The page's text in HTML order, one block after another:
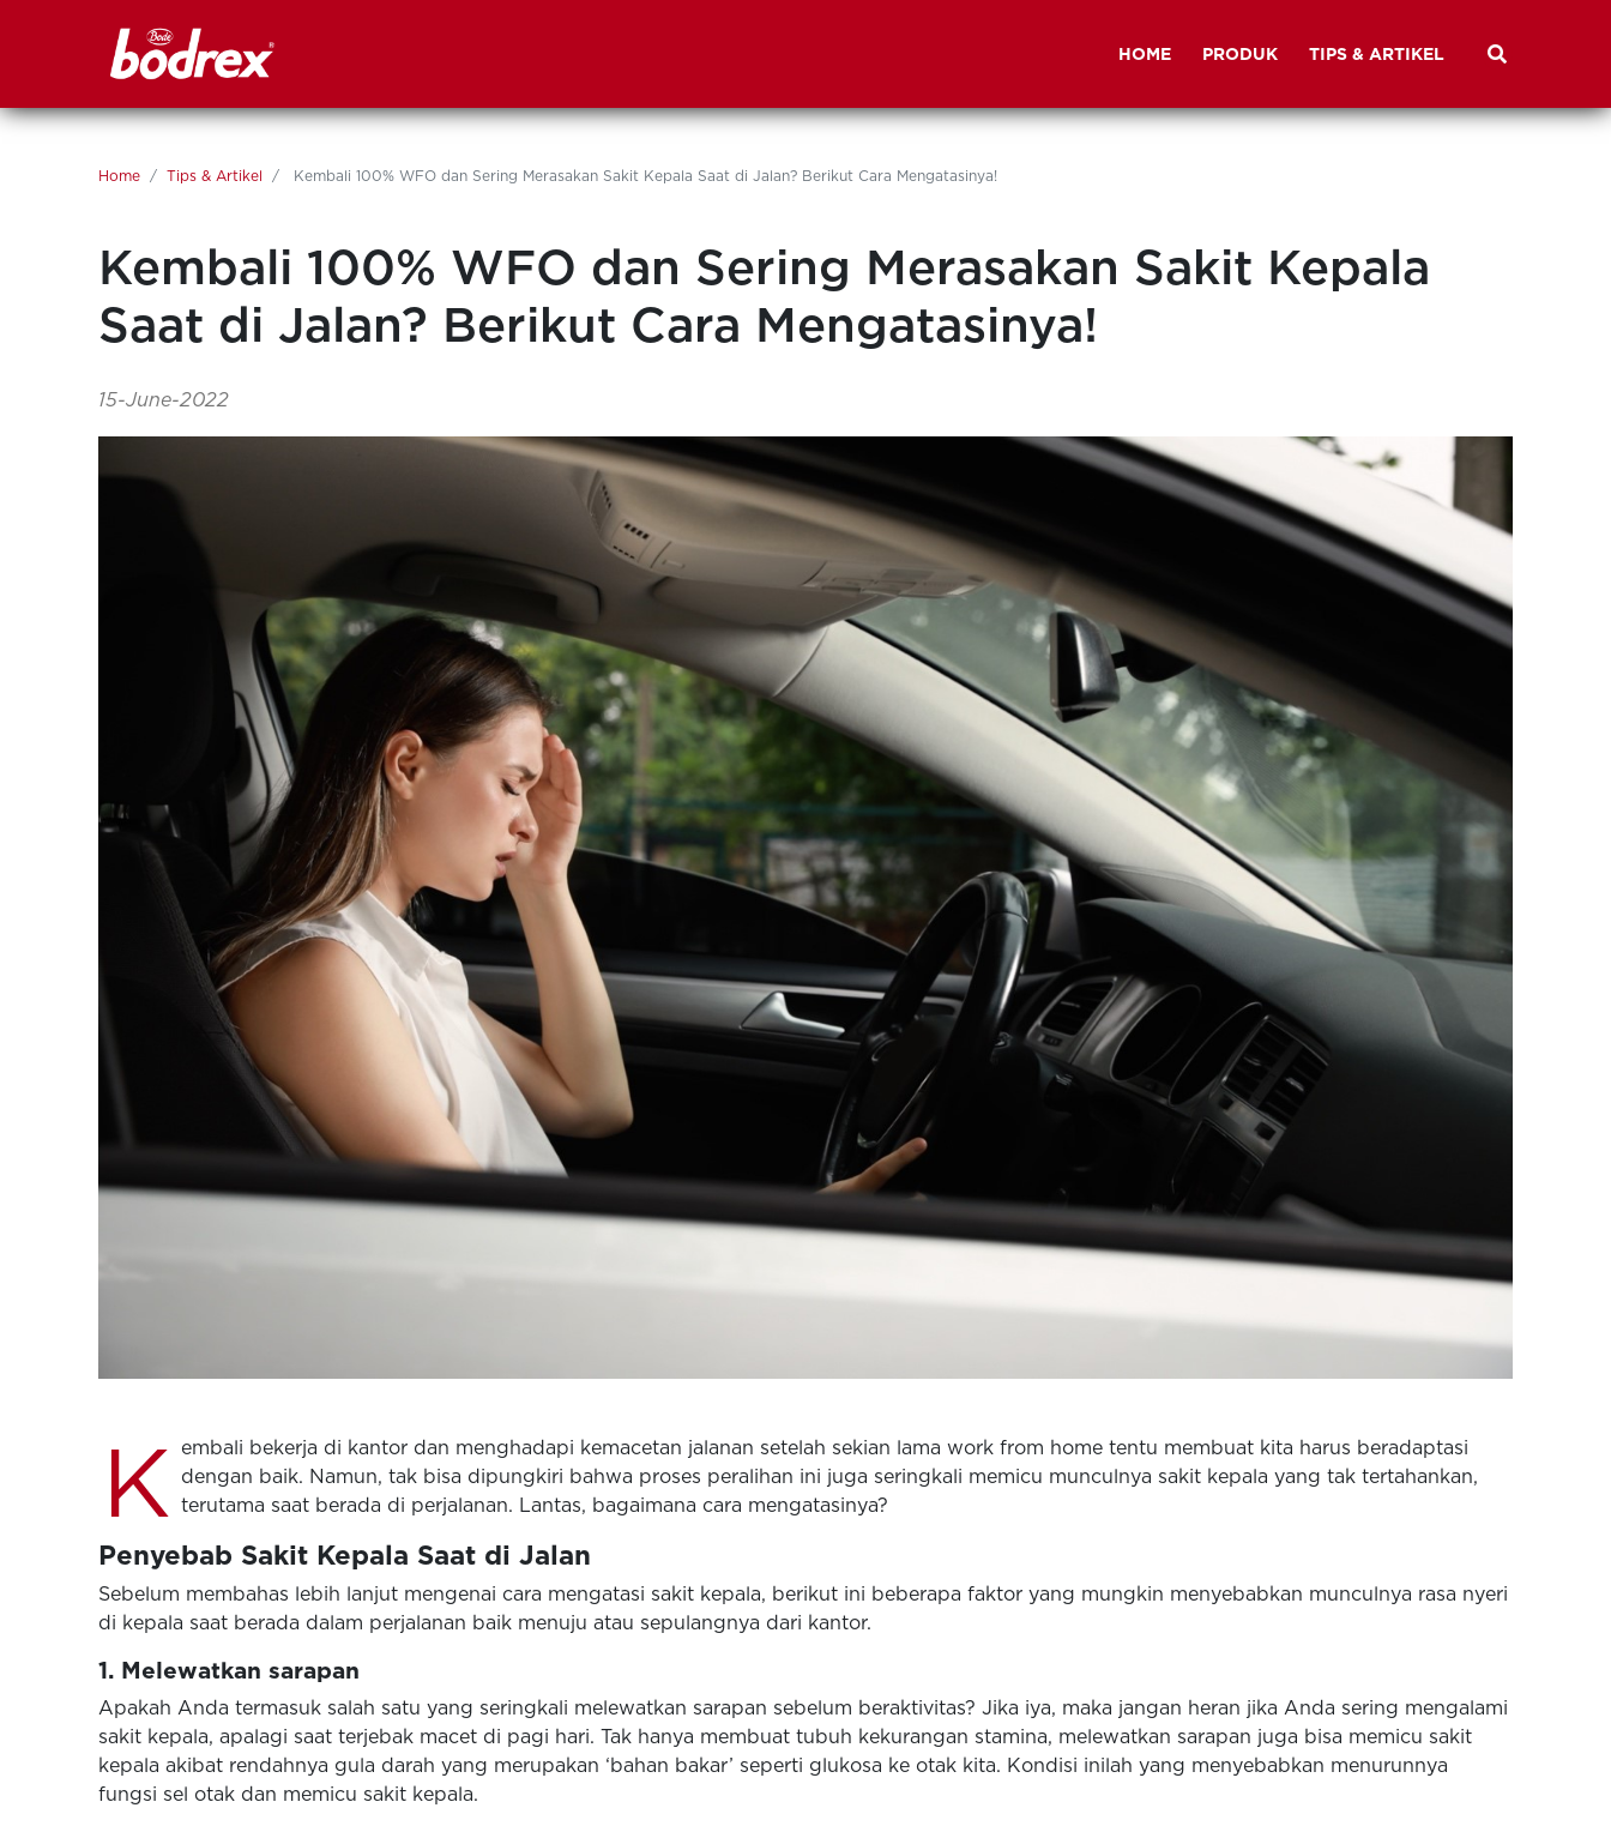
HOME PRODUK TIPS & ARTIKEL
Home Tips & Artikel Kembali 100% WFO dan Sering Merasakan Sakit Kepala Saat di Jalan? Berikut Cara Mengatasinya!
Kembali 100% WFO dan Sering Merasakan Sakit Kepala
Saat di Jalan? Berikut Cara Mengatasinya!
15-June-2022
K
embali bekerja di kantor dan menghadapi kemacetan jalanan setelah sekian lama work from home tentu membuat kita harus beradaptasi
dengan baik. Namun, tak bisa dipungkiri bahwa proses peralihan ini juga seringkali memicu munculnya sakit kepala yang tak tertahankan,
terutama saat berada di perjalanan. Lantas, bagaimana cara mengatasinya?
Penyebab Sakit Kepala Saat di Jalan
Sebelum membahas lebih lanjut mengenai cara mengatasi sakit kepala, berikut ini beberapa faktor yang mungkin menyebabkan munculnya rasa nyeri
di kepala saat berada dalam perjalanan baik menuju atau sepulangnya dari kantor.
1. Melewatkan sarapan
Apakah Anda termasuk salah satu yang seringkali melewatkan sarapan sebelum beraktivitas? Jika iya, maka jangan heran jika Anda sering mengalami
sakit kepala, apalagi saat terjebak macet di pagi hari. Tak hanya membuat tubuh kekurangan stamina, melewatkan sarapan juga bisa memicu sakit
kepala akibat rendahnya gula darah yang merupakan ‘bahan bakar’ seperti glukosa ke otak kita. Kondisi inilah yang menyebabkan menurunnya
fungsi sel otak dan memicu sakit kepala.